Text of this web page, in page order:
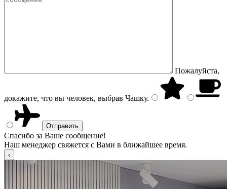
Пожалуйста,
докажите, что вы человек, выбрав Чашку.
Спасибо за Ваше сообщение!
Наш менеджер свяжется с Вами в ближайшее время.